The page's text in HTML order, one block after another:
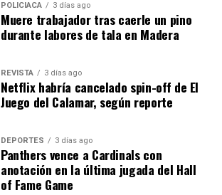
POLICIACA 3 días ago
Muere trabajador tras caerle un pino
durante labores de tala en Madera
REVISTA 3 días ago
Netflix habría cancelado spin-off de El
Juego del Calamar, según reporte
DEPORTES 3 días ago
Panthers vence a Cardinals con
anotación en la última jugada del Hall
of Fame Game